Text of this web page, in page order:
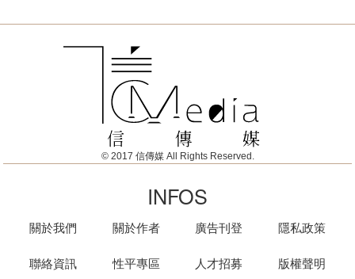
© 2017 信傳媒 All Rights Reserved.
INFOS
關於我們
聯絡資訊
關於作者
性平專區
廣告刊登
人才招募
隱私政策
版權聲明